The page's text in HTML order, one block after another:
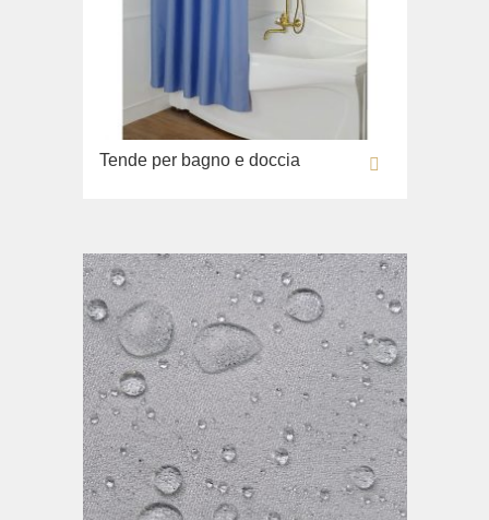
Tende per bagno e doccia